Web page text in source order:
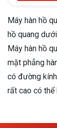
Máy hàn hồ
hồ quang
Máy hàn hồ
mặt phẳng
có đường
rất cao có thể